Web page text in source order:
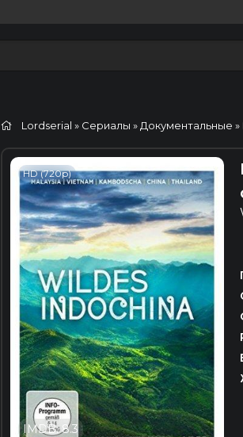
Lordserial » Сериалы » Документальные
HD (720p)
IMDB: 8.3